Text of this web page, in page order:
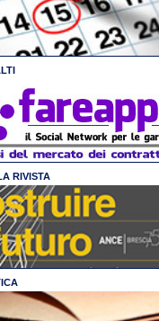
RIVISTA